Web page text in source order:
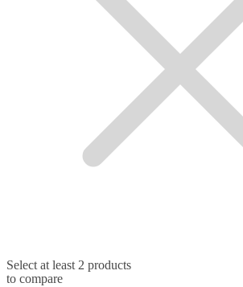
Select at least 2 products
to compare